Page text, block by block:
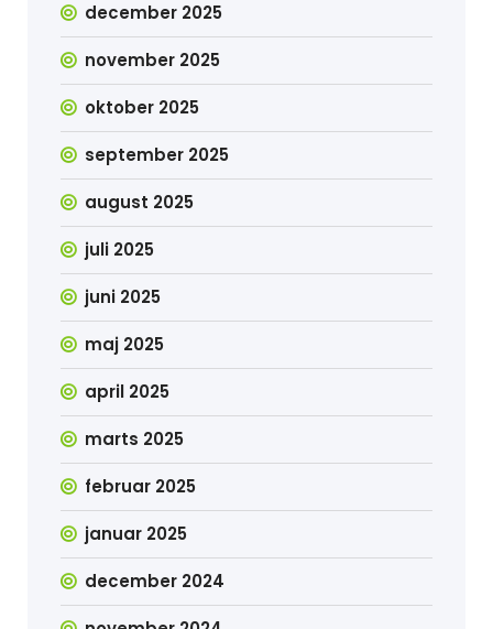
december 2025
november 2025
oktober 2025
september 2025
august 2025
juli 2025
juni 2025
maj 2025
april 2025
marts 2025
februar 2025
januar 2025
december 2024